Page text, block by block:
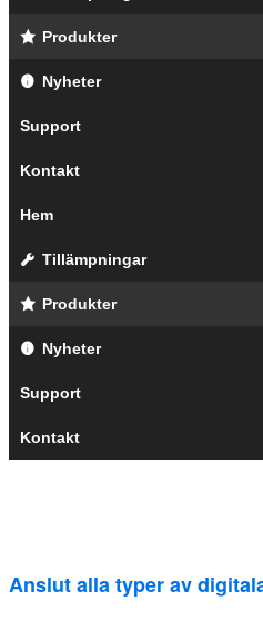
Produkter
Nyheter
Support
Kontakt
Hem
Tillämpningar
Produkter
Nyheter
Support
Kontakt
Anslut alla typer av